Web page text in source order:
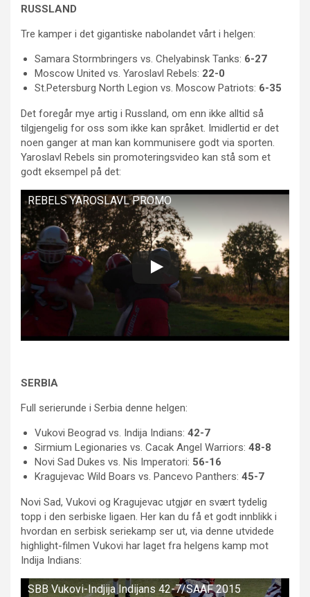
RUSSLAND
Tre kamper i det gigantiske nabolandet vårt i helgen:
Samara Stormbringers vs. Chelyabinsk Tanks: 6-27
Moscow United vs. Yaroslavl Rebels: 22-0
St.Petersburg North Legion vs. Moscow Patriots: 6-35
Det foregår mye artig i Russland, om enn ikke alltid så
tilgjengelig for oss som ikke kan språket. Imidlertid er det
noen ganger at man kan kommunisere godt via sporten.
Yaroslavl Rebels sin promoteringsvideo kan stå som et
godt eksempel på det:
REBELS YAROSLAVL PROMO
SERBIA
Full serierunde i Serbia denne helgen:
Vukovi Beograd vs. Indija Indians: 42-7
Sirmium Legionaries vs. Cacak Angel Warriors: 48-8
Novi Sad Dukes vs. Nis Imperatori: 56-16
Kragujevac Wild Boars vs. Pancevo Panthers: 45-7
Novi Sad, Vukovi og Kragujevac utgjør en svært tydelig
topp i den serbiske ligaen. Her kan du få et godt innblikk i
hvordan en serbisk seriekamp ser ut, via denne utvidede
highlight-filmen Vukovi har laget fra helgens kamp mot
Indija Indians:
SBB Vukovi-Indjija Indijans 42-7/SAAF 2015